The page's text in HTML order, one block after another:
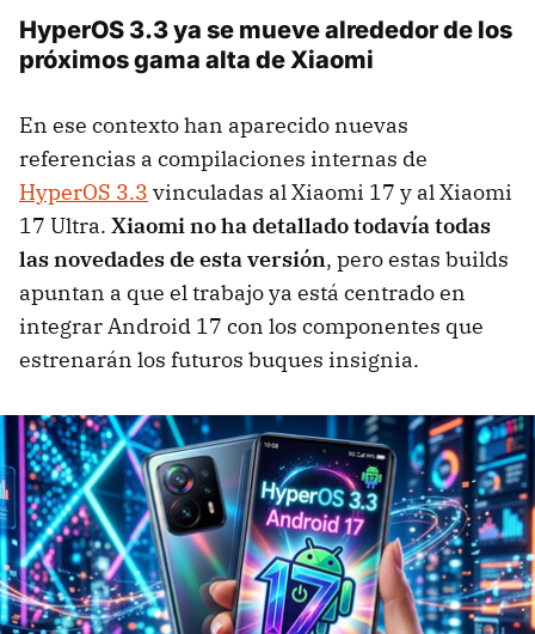
HyperOS 3.3 ya se mueve alrededor de los
próximos gama alta de Xiaomi
En ese contexto han aparecido nuevas
referencias a compilaciones internas de
HyperOS 3.3 vinculadas al Xiaomi 17 y al Xiaomi
17 Ultra. Xiaomi no ha detallado todavía todas
las novedades de esta versión, pero estas builds
apuntan a que el trabajo ya está centrado en
integrar Android 17 con los componentes que
estrenarán los futuros buques insignia.